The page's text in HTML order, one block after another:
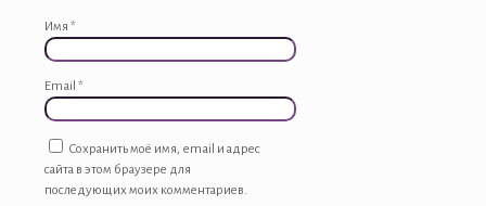
Имя *
Email *
Сохранить моё имя, email и адрес
сайта в этом браузере для
последующих моих комментариев.